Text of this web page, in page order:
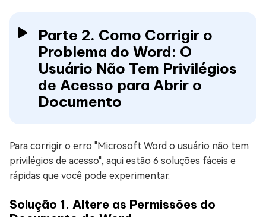
Parte 2. Como Corrigir o
Problema do Word: O
Usuário Não Tem Privilégios
de Acesso para Abrir o
Documento
Para corrigir o erro "Microsoft Word o usuário não tem
privilégios de acesso", aqui estão 6 soluções fáceis e
rápidas que você pode experimentar.
Solução 1. Altere as Permissões do